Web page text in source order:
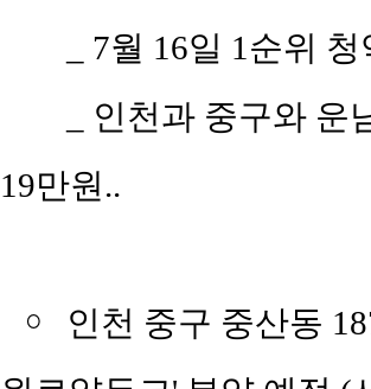
_ 7월 16일 1순위
_ 인천과 중구와
19만원..
￮
인천 중구 중산동